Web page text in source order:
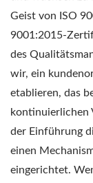
Geist von ISO
9001:2015-
des
wir, ein
etablieren, das
kontinuierlichen
der Einführung
einen
eingerichtet.